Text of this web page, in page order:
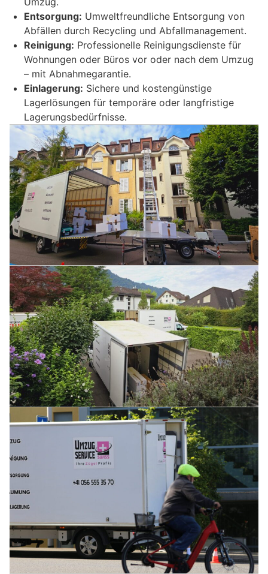
Entsorgung: Umweltfreundliche Entsorgung von
Abfällen durch Recycling und Abfallmanagement.
Reinigung: Professionelle Reinigungsdienste für
Wohnungen oder Büros vor oder nach dem Umzug
– mit Abnahmegarantie.
Einlagerung: Sichere und kostengünstige
Lagerlösungen für temporäre oder langfristige
Lagerungsbedürfnisse.